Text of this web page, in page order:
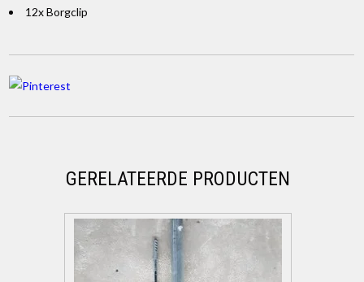
12x Borgclip
GERELATEERDE PRODUCTEN